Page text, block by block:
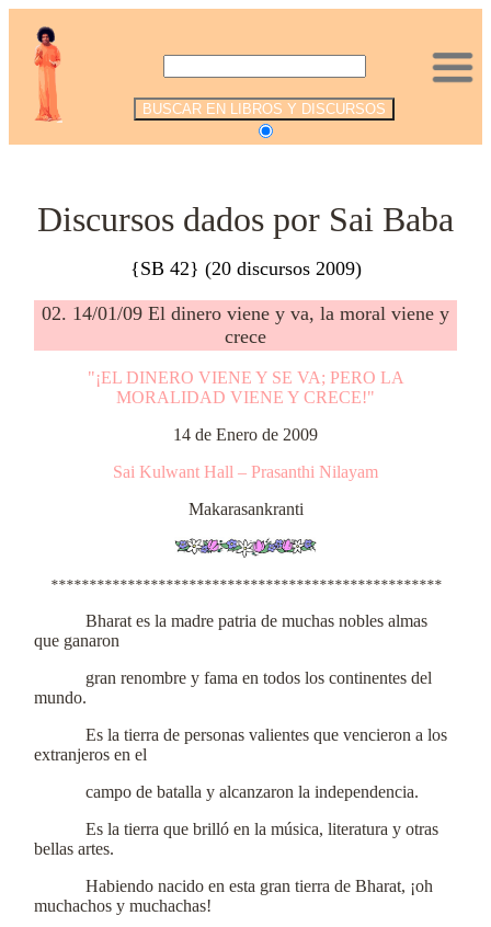
Discursos dados por Sai Baba
{SB 42} (20 discursos 2009)
02. 14/01/09 El dinero viene y va, la moral viene y
crece
"¡EL DINERO VIENE Y SE VA; PERO LA
MORALIDAD VIENE Y CRECE!"
14 de Enero de 2009
Sai Kulwant Hall – Prasanthi Nilayam
Makarasankranti
***************************************************
Bharat es la madre patria de muchas nobles almas
que ganaron
gran renombre y fama en todos los continentes del
mundo.
Es la tierra de personas valientes que vencieron a los
extranjeros en el
campo de batalla y alcanzaron la independencia.
Es la tierra que brilló en la música, literatura y otras
bellas artes.
Habiendo nacido en esta gran tierra de Bharat, ¡oh
muchachos y muchachas!